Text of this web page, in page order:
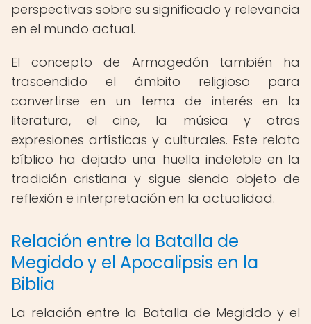
perspectivas sobre su significado y relevancia
en el mundo actual.
El concepto de Armagedón también ha
trascendido el ámbito religioso para
convertirse en un tema de interés en la
literatura, el cine, la música y otras
expresiones artísticas y culturales. Este relato
bíblico ha dejado una huella indeleble en la
tradición cristiana y sigue siendo objeto de
reflexión e interpretación en la actualidad.
Relación entre la Batalla de
Megiddo y el Apocalipsis en la
Biblia
La relación entre la Batalla de Megiddo y el